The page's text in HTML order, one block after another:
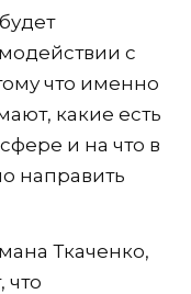
с
что именно
какие есть
и на что в
направить
Ткаченко,
что